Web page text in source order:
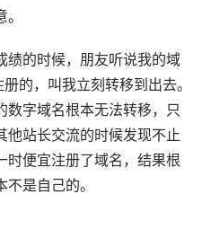
绩的时候，朋友听说我的域
的，叫我立刻转移到出去。
数字域名根本无法转移，只
他站长交流的时候发现不止
时便宜注册了域名，结果根
是自己的。